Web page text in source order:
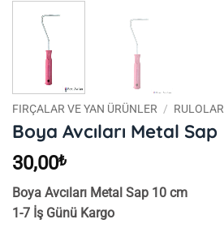
FIRÇALAR VE YAN ÜRÜNLER / RULOLAR
Boya Avcıları Metal Sap
30,00₺
Boya Avcıları Metal Sap 10 cm
1-7 İş Günü Kargo